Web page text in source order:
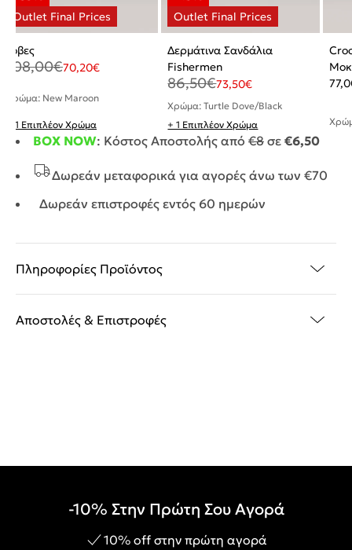
Γόβες
108,00€70,20€
Χρώμα: New Maroon
+ 1 Επιπλέον Χρώμα
Δερμάτινα Σανδάλια
Fishermen
86,50€73,50€
Χρώμα: Turtle Dove/Black
+ 1 Επιπλέον Χρώμα
BOX NOW: Κόστος Αποστολής από €8 σε €6,50
Δωρεάν μεταφορικά για αγορές άνω των €70
Δωρεάν επιστροφές εντός 60 ημερών
Πληροφορίες Προϊόντος
Αποστολές & Επιστροφές
-10% Στην Πρώτη Σου Αγορά
10% off στην πρώτη αγορά